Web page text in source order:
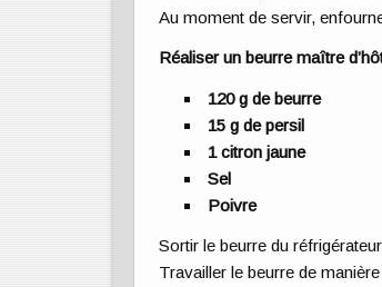
Au moment de servir,
Réaliser un beurre maître
120 g de beurre
15 g de persil
1 citron jaune
Sel
Poivre
Sortir le beurre du
Travailler le beurre de